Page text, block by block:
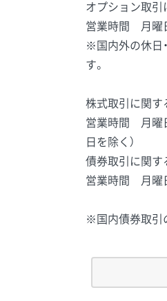
オプション取引
営業時間 月曜
※国内外の休日
す。
株式取引に関す
営業時間 月曜
日を除く）
債券取引に関す
営業時間 月曜
※国内債券取引